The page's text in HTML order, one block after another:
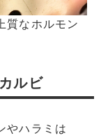
質なホルモン
ルビ
やハラミは